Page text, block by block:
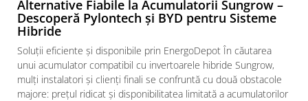
Alternative Fiabile la Acumulatorii Sungrow –
Descoperă Pylontech și BYD pentru Sisteme
Hibride
Soluții eficiente și disponibile prin EnergoDepot În căutarea
unui acumulator compatibil cu invertoarele hibride Sungrow,
mulți instalatori și clienți finali se confruntă cu două obstacole
majore: prețul ridicat și disponibilitatea limitată a acumulatorilor